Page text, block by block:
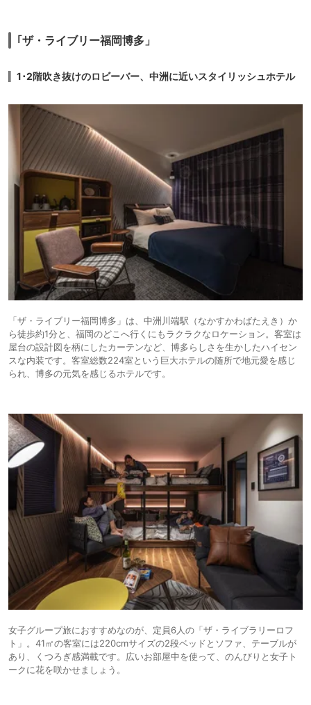
｢ザ・ライブリー福岡博多」
1･2階吹き抜けのロビーバー、中洲に近いスタイリッシュホテル
「ザ・ライブリー福岡博多」は、中洲川端駅（なかすかわばたえき）か
ら徒歩約1分と、福岡のどこへ行くにもラクラクなロケーション。客室は
屋台の設計図を柄にしたカーテンなど、博多らしさを生かしたハイセン
スな内装です。客室総数224室という巨大ホテルの随所で地元愛を感じ
られ、博多の元気を感じるホテルです。
女子グループ旅におすすめなのが、定員6人の「ザ・ライブラリーロフ
ト」。41㎡の客室には220cmサイズの2段ベッドとソファ、テーブルが
あり、くつろぎ感満載です。広いお部屋中を使って、のんびりと女子ト
ークに花を咲かせましょう。